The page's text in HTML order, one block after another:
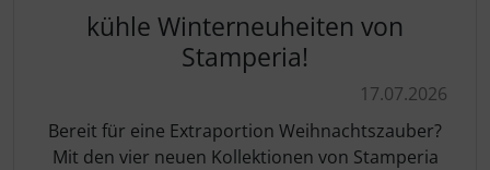
kühle Winterneuheiten von
Stamperia!
17.07.2026
Bereit für eine Extraportion Weihnachtszauber?
Mit den vier neuen Kollektionen von Stamperia